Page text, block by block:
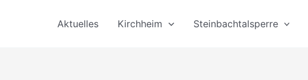
Aktuelles Kirchheim Steinbachtalsperre